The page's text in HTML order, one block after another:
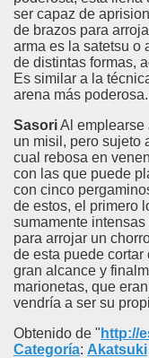
ser capaz de
de brazos para
arma es la satetsu o
de distintas formas,
Es similar a la
arena más poderosa.
SasoriAl emplearse
un misil, pero sujeto
cual rebosa en
con las que puede
con cinco
de estos, el primero
sumamente
para arrojar un
de esta puede cortar
gran alcance y
marionetas, que
vendría a ser su
Obtenido de " http://
Categoría: Akatsuki